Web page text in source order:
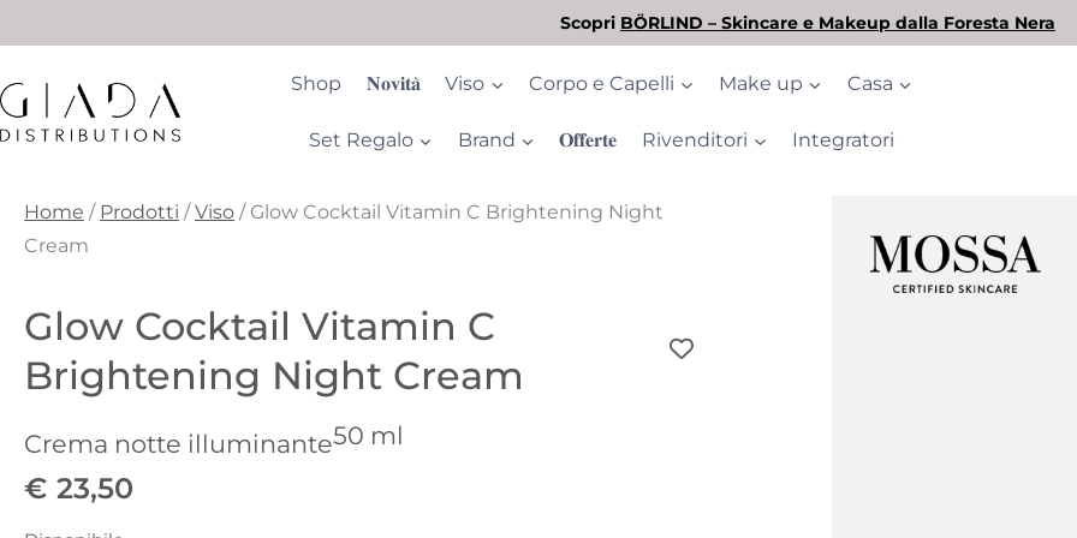
al
contenuto
L'estate è arrivata! Scopri la nostra selezione di solari
Shop 𝐍𝐨𝐯𝐢𝐭𝐚̀ Viso Corpo e Capelli Make up Casa
Set Regalo Brand 𝐎𝐟𝐟𝐞𝐫𝐭𝐞 Rivenditori Integratori
Home / Prodotti /Viso / Glow Cocktail Vitamin C Brightening Night
Cream
Glow Cocktail Vitamin C
Brightening Night Cream
Crema notte illuminante50 ml
€ 23,50